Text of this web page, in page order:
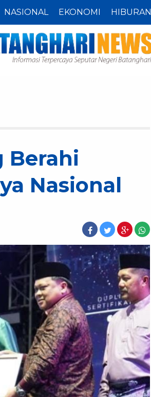
NASIONAL EKONOMI HIBURAN
Berahi
Nasional